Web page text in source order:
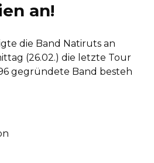
an!
die Band Natiruts an
(26.02.) die letzte Tour
gegründete Band besteh